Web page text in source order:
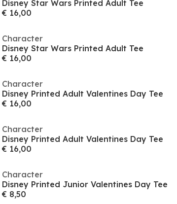
Disney Star Wars Printed Adult Tee
€ 16,00
Character
Disney Star Wars Printed Adult Tee
€ 16,00
Character
Disney Printed Adult Valentines Day Tee
€ 16,00
Character
Disney Printed Adult Valentines Day Tee
€ 16,00
Character
Disney Printed Junior Valentines Day Tee
€ 8,50